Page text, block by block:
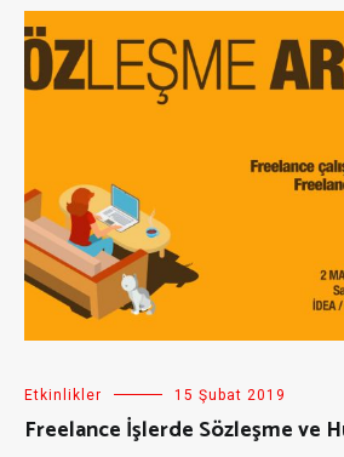
Etkinlikler 15 Şubat 2019
Freelance İşlerde Sözleşme ve